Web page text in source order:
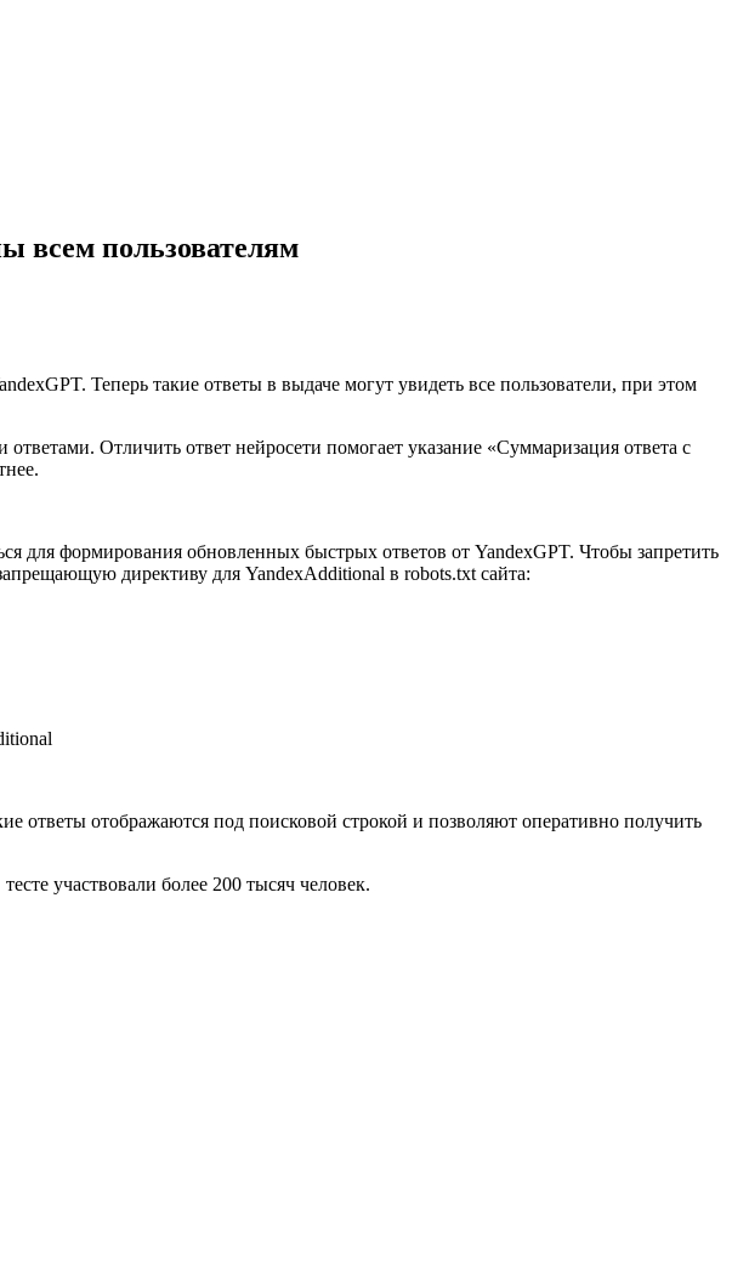
всем пользователям
Теперь такие ответы в выдаче могут увидеть все пользователи, при этом
Отличить ответ нейросети помогает указание «Суммаризация ответа с
для формирования обновленных быстрых ответов от YandexGPT. Чтобы запретить
директиву для YandexAdditional в robots.txt сайта:
ответы отображаются под поисковой строкой и позволяют оперативно получить
участвовали более 200 тысяч человек.